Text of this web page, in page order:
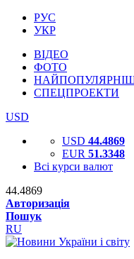
РУС
УКР
ВІДЕО
ФОТО
СПЕЦПРОЕКТИ
USD
USD 44.4869
EUR 51.3348
Всі курси валют
44.4869
Авторизація
Пошук
RU